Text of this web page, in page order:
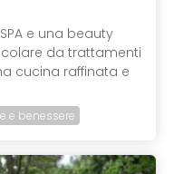
e una beauty
da trattamenti
cucina raffinata e
e benessere